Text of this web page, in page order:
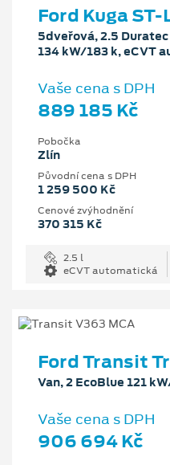
Ford Kuga ST-
5dveřová, 2.5
134 kW/183 k, eCVT
Vaše cena s DPH
889 185 Kč
Pobočka
Zlín
Původní cena s DPH
1 259 500 Kč
Cenové zvýhodnění
370 315 Kč
2.5 l
eCVT automatická
Ford Transit
Van, 2 EcoBlue 121
Vaše cena s DPH
906 694 Kč